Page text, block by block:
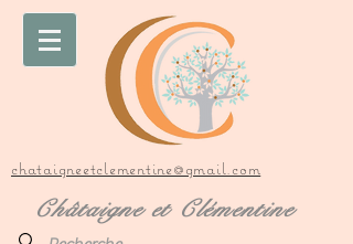
chataigneetclementine@gmail.com
Châtaigne et Clémentine